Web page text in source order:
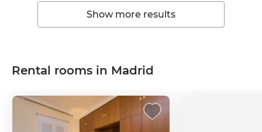
Show more results
Rental rooms in Madrid